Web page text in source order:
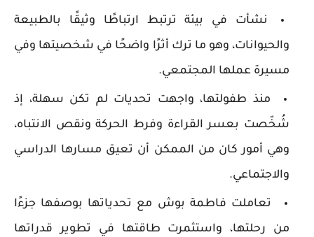
نشأت في بيئة ترتبط ارتباطًا وثيقًا بالطبيعة
والحيوانات، وهو ما ترك أثرًا واضحًا في شخصيتها وفي
مسيرة عملها المجتمعي.
منذ طفولتها، واجهت تحديات لم تكن سهلة، إذ
شُخّصت بعسر القراءة وفرط الحركة ونقص الانتباه،
وهي أمور كان من الممكن أن تعيق مسارها الدراسي
والاجتماعي.
تعاملت فاطمة بوش مع تحدياتها بوصفها جزءًا
من رحلتها، واستثمرت طاقتها في تطوير قدراتها